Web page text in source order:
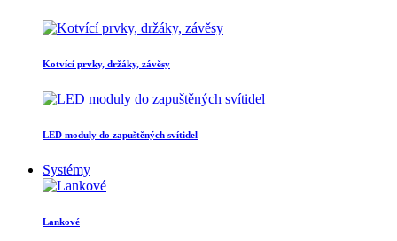
Kotvící prvky, držáky, závěsy
LED moduly do zapuštěných svítidel
Systémy
Lankové